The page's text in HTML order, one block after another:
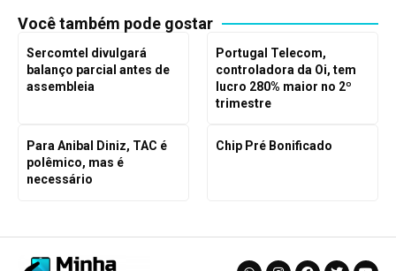
Você também pode gostar
Sercomtel divulgará
balanço parcial antes de
assembleia
Portugal Telecom,
controladora da Oi, tem
lucro 280% maior no 2º
trimestre
Para Anibal Diniz, TAC é
polêmico, mas é
necessário
Chip Pré Bonificado